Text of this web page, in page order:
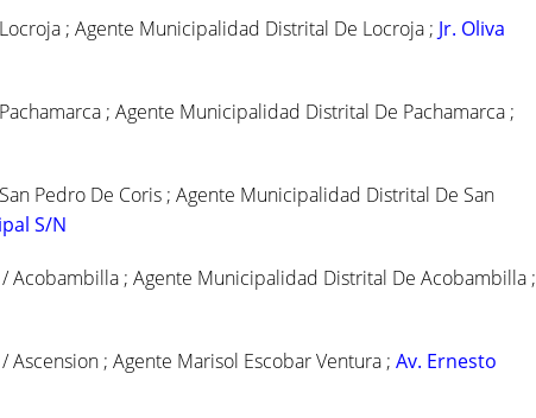
; Agente Municipalidad Distrital De Locroja ; Jr. Oliva
; Agente Municipalidad Distrital De Pachamarca ;
Pedro De Coris ; Agente Municipalidad Distrital De San
S/N
Acobambilla ; Agente Municipalidad Distrital De Acobambilla ;
Ascension ; Agente Marisol Escobar Ventura ; Av. Ernesto